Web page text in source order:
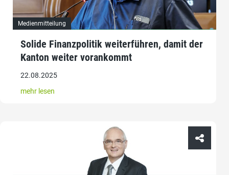
Medienmitteilung
Solide Finanzpolitik weiterführen, damit der
Kanton weiter vorankommt
22.08.2025
mehr lesen